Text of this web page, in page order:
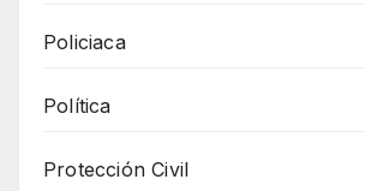
Policiaca
Política
Protección Civil